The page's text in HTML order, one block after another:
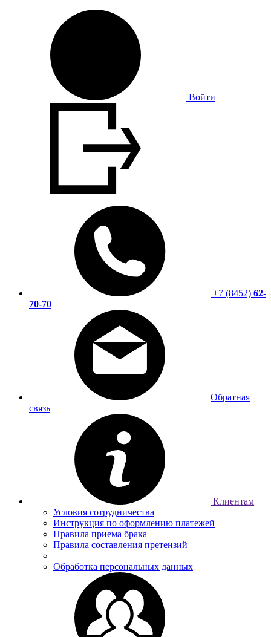
Войти
+7 (8452) 62-
70-70
Обратная
связь
Клиентам
Условия сотрудничества
Инструкция по оформлению платежей
Правила приема брака
Правила составления претензий
Обработка персональных данных